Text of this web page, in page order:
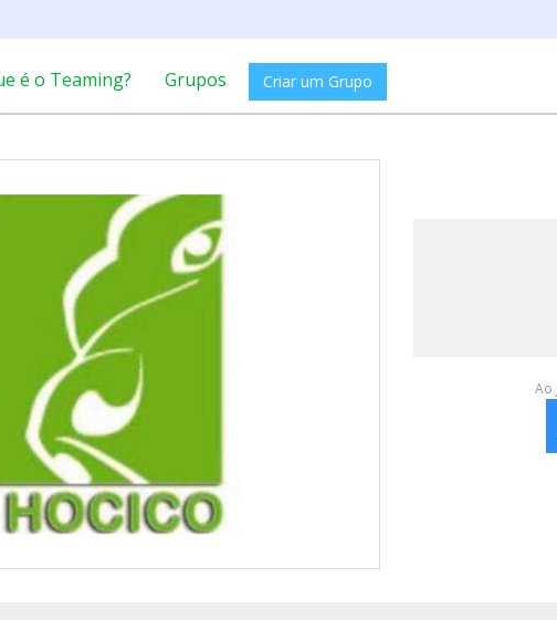
é o Teaming? Grupos Criar um Grupo
Ao